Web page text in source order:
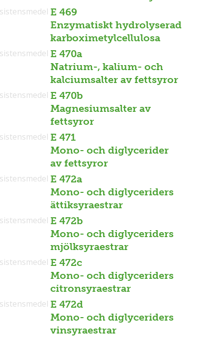
E 469
Enzymatiskt hydrolyserad
karboximetylcellulosa
E 470a
Natrium-, kalium- och
kalciumsalter av fettsyror
E 470b
Magnesiumsalter av
fettsyror
E 471
Mono- och diglycerider
av fettsyror
E 472a
Mono- och diglyceriders
ättiksyraestrar
E 472b
Mono- och diglyceriders
mjölksyraestrar
E 472c
Mono- och diglyceriders
citronsyraestrar
E 472d
Mono- och diglyceriders
vinsyraestrar